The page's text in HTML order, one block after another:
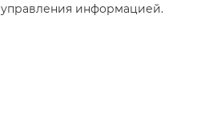
управления информацией.